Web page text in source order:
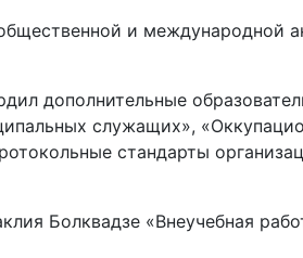
и международной
дополнительные
служащих»,
стандарты
Болквадзе «Внеучебная